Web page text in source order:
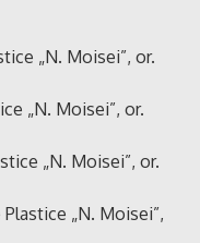
„N. Moisei”, or.
„N. Moisei”, or.
„N. Moisei”, or.
„N. Moisei”,